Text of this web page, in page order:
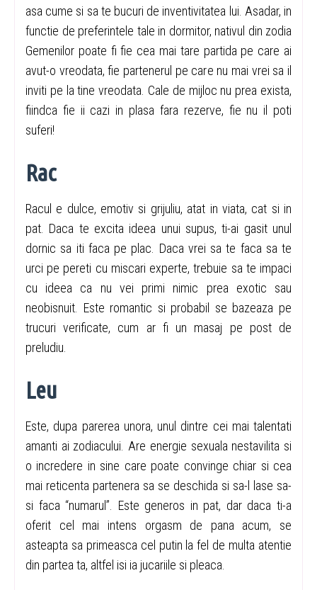
asa cume si sa te bucuri de inventivitatea lui. Asadar, in
functie de preferintele tale in dormitor, nativul din zodia
Gemenilor poate fi fie cea mai tare partida pe care ai
avut-o vreodata, fie partenerul pe care nu mai vrei sa il
inviti pe la tine vreodata. Cale de mijloc nu prea exista,
fiindca fie ii cazi in plasa fara rezerve, fie nu il poti
suferi!
Rac
Racul e dulce, emotiv si grijuliu, atat in viata, cat si in
pat. Daca te excita ideea unui supus, ti-ai gasit unul
dornic sa iti faca pe plac. Daca vrei sa te faca sa te
urci pe pereti cu miscari experte, trebuie sa te impaci
cu ideea ca nu vei primi nimic prea exotic sau
neobisnuit. Este romantic si probabil se bazeaza pe
trucuri verificate, cum ar fi un masaj pe post de
preludiu.
Leu
Este, dupa parerea unora, unul dintre cei mai talentati
amanti ai zodiacului. Are energie sexuala nestavilita si
o incredere in sine care poate convinge chiar si cea
mai reticenta partenera sa se deschida si sa-l lase sa-
si faca “numarul”. Este generos in pat, dar daca ti-a
oferit cel mai intens orgasm de pana acum, se
asteapta sa primeasca cel putin la fel de multa atentie
din partea ta, altfel isi ia jucariile si pleaca.